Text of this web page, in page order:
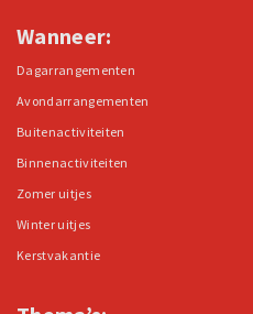
Wanneer:
Dagarrangementen
Avondarrangementen
Buitenactiviteiten
Binnenactiviteiten
Zomer uitjes
Winter uitjes
Kerstvakantie